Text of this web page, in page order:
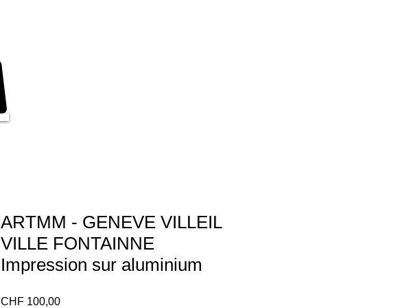
ARTMM - GENEVE VILLEIL
VILLE FONTAINNE
Impression sur aluminium
CHF 100,00Preço